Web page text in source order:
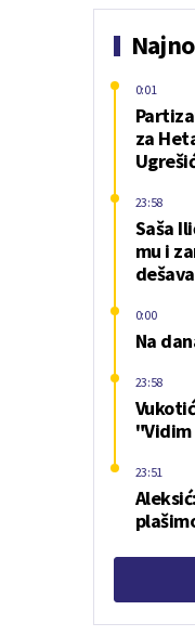
za
0:01
Saša
mu i
23:58
Na
0:00
"Vidim
23:58
23:51